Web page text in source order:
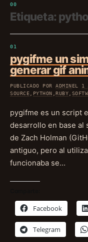
Etiqueta:
pygifme un
generar gif
PUBLICADO PORADMINEL 1
SOURCE
PYTHON ,RUBY
pygifme es un script
desarrollo en base
de Zach Holman
antiguo, pero al
funcionaba se…
Facebook
Telegram